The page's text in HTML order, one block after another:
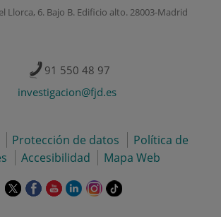
Llorca, 6. Bajo B. Edificio alto. 28003-Madrid
91 550 48 97
investigacion@fjd.es
Protección de datos
Política de
Accesibilidad Mapa Web
EsteEsteEsteEsteEsteEnlace